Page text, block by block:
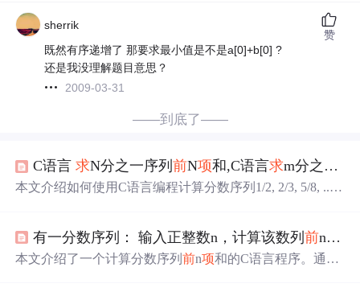
sherrik
既然有序递增了 那要求最小值是不是a[0]+b[0] ?
还是我没理解题目意思？
2009-03-31
赞
——到底了——
C语言求N分之一序列前N项和,C语言求m分之一序列
本文介绍如何使用C语言编程计算分数序列1/2, 2/3, 5/8, ...
租车骑绿岛的贪心算法解决方案,['算法', '编程题', 'C++', 'Jav
aScript', 'Java']
有一分数序列： 输入正整数n，计算该数列前n项
本文介绍了一个计算分数序列前n项和的C语言程序。通过